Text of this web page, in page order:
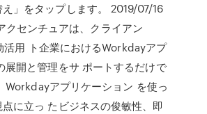
」をタップします。 2019/07/16
クセンチュアは、クライアン
用 ト企業におけるWorkdayアプ
展開と管理をサ ポートするだけで
Workdayアプリケーション を使っ
に立っ たビジネスの俊敏性、即